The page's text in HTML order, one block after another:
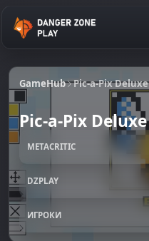
GameHub Pic-a-Pix Deluxe
Pic-a-Pix Deluxe
METACRITIC
DZPLAY
ИГРОКИ